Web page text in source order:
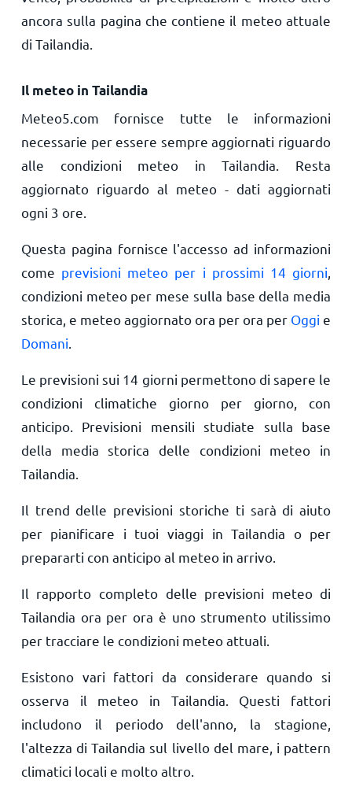
ancora sulla pagina che contiene il meteo attuale
di Tailandia.
Il meteo in Tailandia
Meteo5.com fornisce tutte le informazioni
necessarie per essere sempre aggiornati riguardo
alle condizioni meteo in Tailandia. Resta
aggiornato riguardo al meteo - dati aggiornati
ogni 3 ore.
Questa pagina fornisce l'accesso ad informazioni
come previsioni meteo per i prossimi 14 giorni
condizioni meteo per mese sulla base della media
storica, e meteo aggiornato ora per ora per Oggi e
Domani
Le previsioni sui 14 giorni permettono di sapere le
condizioni climatiche giorno per giorno, con
anticipo. Previsioni mensili studiate sulla base
della media storica delle condizioni meteo in
Tailandia.
Il trend delle previsioni storiche ti sarà di aiuto
per pianificare i tuoi viaggi in Tailandia o per
prepararti con anticipo al meteo in arrivo.
Il rapporto completo delle previsioni meteo di
Tailandia ora per ora è uno strumento utilissimo
per tracciare le condizioni meteo attuali.
Esistono vari fattori da considerare quando si
osserva il meteo in Tailandia. Questi fattori
includono il periodo dell'anno, la stagione,
l'altezza di Tailandia sul livello del mare, i pattern
climatici locali e molto altro.